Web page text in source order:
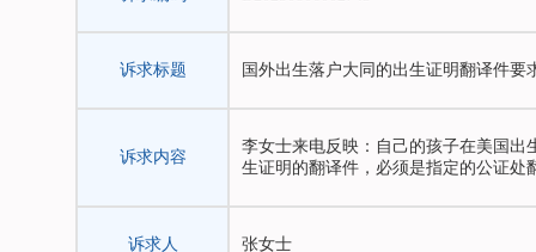
诉求标题 国外出生落户大同的出生证明翻译件要
诉求内容
李女士来电反映：自己的孩子在美国出
生证明的翻译件，必须是指定的公证处
诉求人 张女士